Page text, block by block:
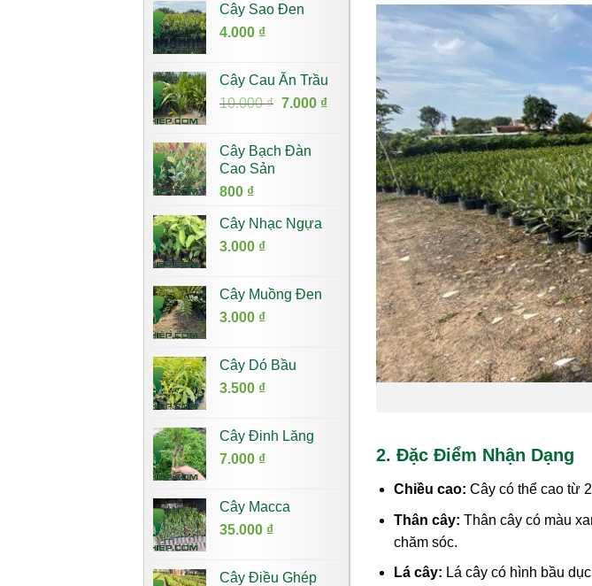
Cây Sao Đen
4.000 ₫
Cây Cau Ăn Trầu
10.000₫ Giá
10.000 ₫.
7.000 ₫Giá
Cây Bạch Đàn
Cao Sản
800 ₫
Cây Nhạc Ngựa
3.000 ₫
Cây Muồng Đen
3.000 ₫
Cây Dó Bầu
3.500 ₫
Cây Đinh Lăng
7.000 ₫
Cây Macca
35.000 ₫
Cây Điều Ghép
2. Đặc Điểm Nhận Dạng
Chiều cao: Cây có thể cao từ
Thân cây: Thân cây có màu
chăm sóc.
Lá cây: Lá cây có hình bầu